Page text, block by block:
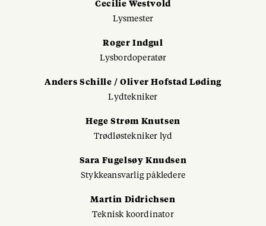
Cecilie Westvold
Lysmester
Roger Indgul
Lysbordoperatør
Anders Schille / Oliver Hofstad Løding
Lydtekniker
Hege Strøm Knutsen
Trødløstekniker lyd
Sara Fugelsøy Knudsen
Stykkeansvarlig påkledere
Martin Didrichsen
Teknisk koordinator